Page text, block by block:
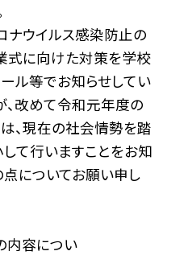
ナウイルス感染防止の
式に向けた対策を学校
ル等でお知らせしてい
、改めて令和元年度の
、現在の社会情勢を踏
て行いますことをお知
点についてお願い申し
内容につい